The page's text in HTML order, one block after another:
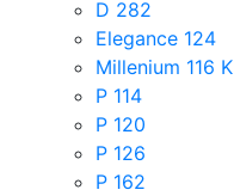
D 282
Elegance 124
Millenium 116 K
P 114
P 120
P 126
P 162